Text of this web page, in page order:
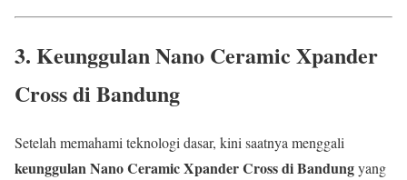
3. KeunggulanNano Ceramic Xpander
Cross di Bandung
Setelah memahami teknologi dasar, kini saatnya menggali
keunggulan Nano Ceramic Xpander Cross di Bandungyang